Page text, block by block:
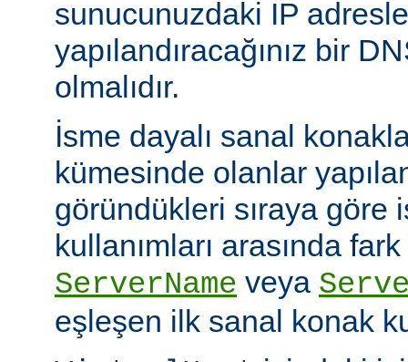
sunucunuzdaki IP
yapılandıracağınız bir
olmalıdır.
İsme dayalı sanal
kümesinde olanlar
göründükleri sıraya göre
kullanımları arasında
ServerName veya
eşleşen ilk sanal konak